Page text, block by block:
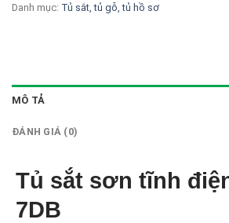
Danh mục: Tủ sắt, tủ gỗ, tủ hồ sơ
MÔ TẢ
ĐÁNH GIÁ (0)
Tủ sắt sơn tĩnh
7DB